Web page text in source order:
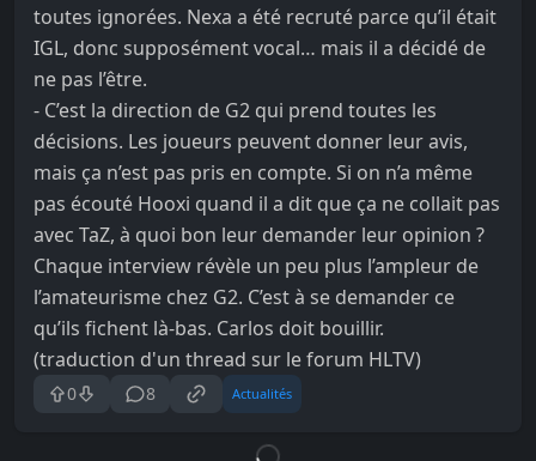
toutes ignorées. Nexa a été recruté parce qu’il était
IGL, donc supposément vocal… mais il a décidé de
ne pas l’être.
- C’est la direction de G2 qui prend toutes les
décisions. Les joueurs peuvent donner leur avis,
mais ça n’est pas pris en compte. Si on n’a même
pas écouté Hooxi quand il a dit que ça ne collait pas
avec TaZ, à quoi bon leur demander leur opinion ?
Chaque interview révèle un peu plus l’ampleur de
l’amateurisme chez G2. C’est à se demander ce
qu’ils fichent là-bas. Carlos doit bouillir.
(traduction d'un thread sur le forum HLTV)
0 8 Actualités